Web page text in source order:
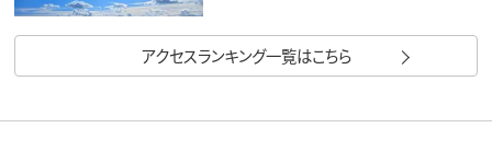
アクセスランキング一覧はこちら